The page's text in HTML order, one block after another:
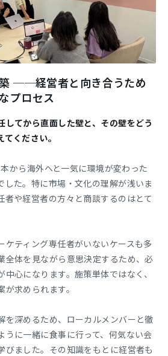
──経営者と向き合うため
プロセス
してから直面した壁と、その壁をどう
ください。
から海外へと一気に環境が変わった
した。特に市場・文化の理解が浅いま
者や経営者の方々と商談するのはとて
ケティング専任者がいないケースも多
全体を見ながら意思決定するため、必
心になります。施策単体ではなく、
求められます。
を深めるため、ローカルメンバーと徹
うに一緒に食事に行って、何気ない会
びました。その知識をもとに経営者も